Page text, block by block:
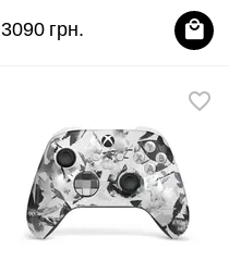
3090 грн.